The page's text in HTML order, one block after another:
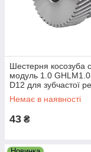
Шестерня косозуба
модуль 1.0
D12 для зубчастої
зубів, діам. 12 мм)
Немає в наявності
43 ₴